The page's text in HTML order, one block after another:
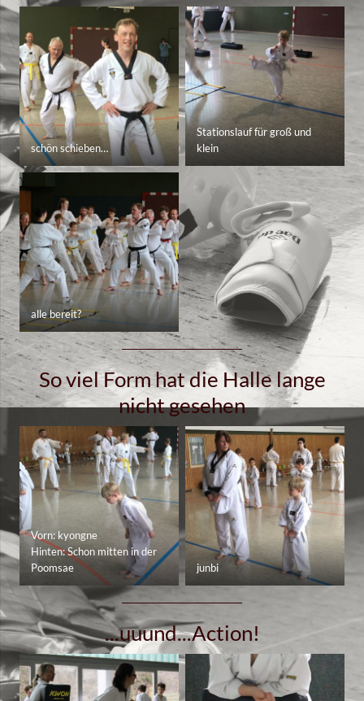
schön schieben…
Stationslauf für groß und
klein
alle bereit?
So viel Form hat die Halle lange
nicht gesehen
Vorn: kyongne
Hinten: Schon mitten in der
Poomsae
junbi
...uuund...Action!